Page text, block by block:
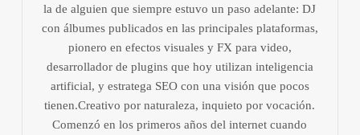
la de alguien que siempre estuvo un paso adelante: DJ
con álbumes publicados en las principales plataformas,
pionero en efectos visuales y FX para video,
desarrollador de plugins que hoy utilizan inteligencia
artificial, y estratega SEO con una visión que pocos
tienen.Creativo por naturaleza, inquieto por vocación.
Comenzó en los primeros años del internet cuando